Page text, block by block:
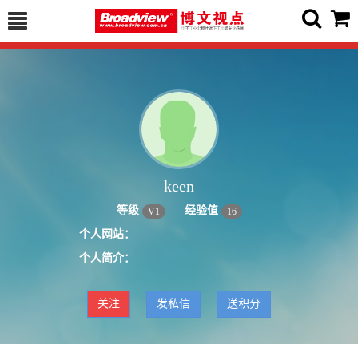
keen
等级 V1 经验值 16
个人网站：
个人简介：
关注 发私信 送积分